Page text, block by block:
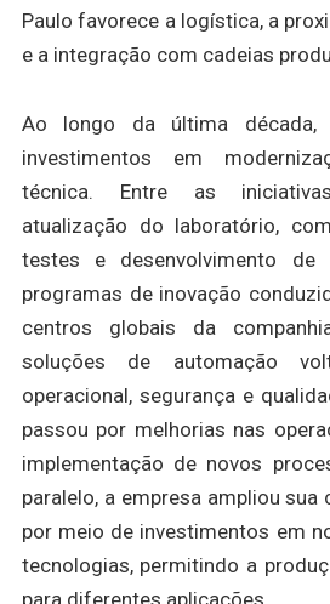
Paulo favorece a logística, a
e a integração com cadeias
Ao longo da última década,
investimentos em
técnica. Entre as
atualização do laboratório,
testes e desenvolvimento de
programas de inovação
centros globais da
soluções de automação
operacional, segurança e
passou por melhorias nas
implementação de novos
paralelo, a empresa ampliou sua
por meio de investimentos em
tecnologias, permitindo a
para diferentes aplicações.